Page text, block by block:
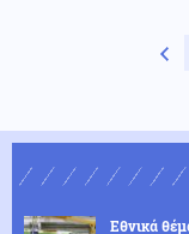
Εθνικά